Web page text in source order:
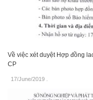
Về việc xét duyệt Hợp đồng
CP
17/June/2019 .